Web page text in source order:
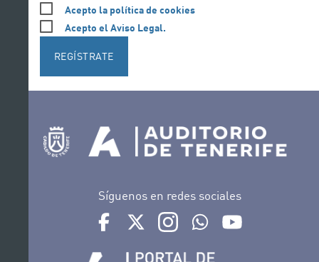
Acepto la política de cookies
Acepto el Aviso Legal.
REGÍSTRATE
Síguenos en redes sociales
Ir a perfil de Auditorio de Tenerife en Facebook
Ir a perfil de Auditorio de Tenerife en
Ir a perfil de Auditorio de
Ir al Boletín Whatsapp